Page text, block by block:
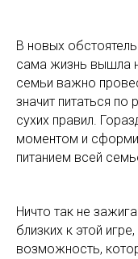
В новых
сама жизнь вышла
семьи важно
значит питаться по
сухих правил.
моментом и
питанием всей
Ничто так не
близких к этой
возможность,